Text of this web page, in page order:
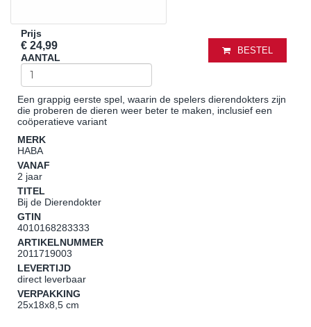
Prijs
€ 24,99
AANTAL
BESTEL
Een grappig eerste spel, waarin de spelers dierendokters zijn
die proberen de dieren weer beter te maken, inclusief een
coöperatieve variant
MERK
HABA
VANAF
2 jaar
TITEL
Bij de Dierendokter
GTIN
4010168283333
ARTIKELNUMMER
2011719003
LEVERTIJD
direct leverbaar
VERPAKKING
25x18x8,5 cm